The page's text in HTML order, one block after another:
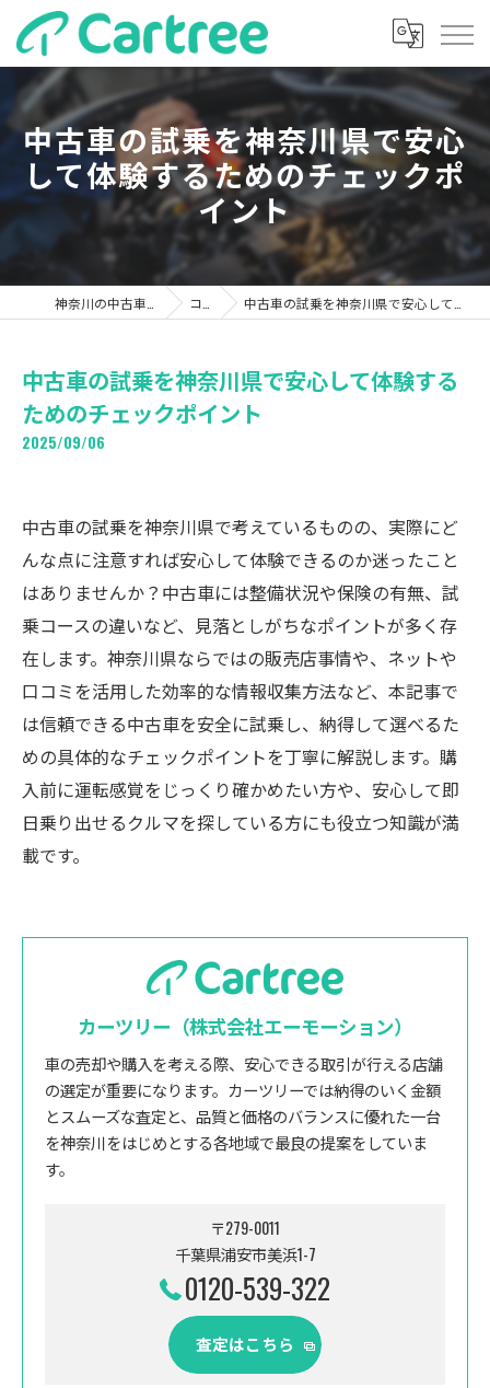
中古車の試乗を神奈川県で安心
して体験するためのチェックポ
イント
コラム 中古車の試乗を神奈川県で安心して体験するためのチェックポイント
中古車の試乗を神奈川県で安心して体験する
ためのチェックポイント
2025/09/06
中古車の試乗を神奈川県で考えているものの、実際にど
んな点に注意すれば安心して体験できるのか迷ったこと
はありませんか？中古車には整備状況や保険の有無、試
乗コースの違いなど、見落としがちなポイントが多く存
在します。神奈川県ならではの販売店事情や、ネットや
口コミを活用した効率的な情報収集方法など、本記事で
は信頼できる中古車を安全に試乗し、納得して選べるた
めの具体的なチェックポイントを丁寧に解説します。購
入前に運転感覚をじっくり確かめたい方や、安心して即
日乗り出せるクルマを探している方にも役立つ知識が満
載です。
カーツリー（株式会社エーモーション）
車の売却や購入を考える際、安心できる取引が行える店舗
の選定が重要になります。カーツリーでは納得のいく金額
とスムーズな査定と、品質と価格のバランスに優れた一台
を神奈川をはじめとする各地域で最良の提案をしていま
す。
〒279-0011
千葉県浦安市美浜1-7
0120-539-322
査定はこちら